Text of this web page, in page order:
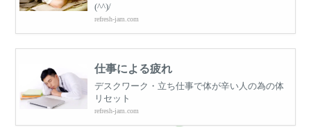
(^^)/
refresh-jam.com
仕事による疲れ
デスクワーク・立ち仕事で体が辛い人の為の体
リセット
refresh-jam.com